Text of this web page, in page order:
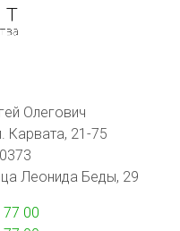
Олегович
Карвата, 21-75
Леонида Беды, 29
00